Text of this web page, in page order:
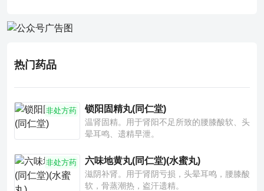
热门药品
非处方药 锁阳固精丸(同仁堂)
温肾固精。用于肾阳不足所致的腰膝酸软、头
晕耳鸣、遗精早泄。
非处方药 六味地黄丸(同仁堂)(水蜜丸)
滋阴补肾。用于肾阴亏损，头晕耳鸣，腰膝酸
软，骨蒸潮热，盗汗遗精。